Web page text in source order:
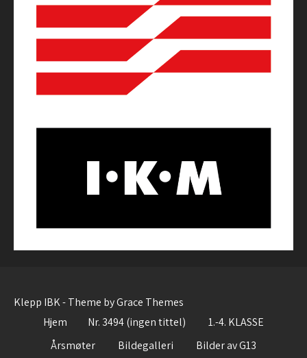
Klepp IBK - Theme by Grace Themes
Hjem
Nr. 3494 (ingen tittel)
1.-4. KLASSE
Årsmøter
Bildegalleri Bilder av G13